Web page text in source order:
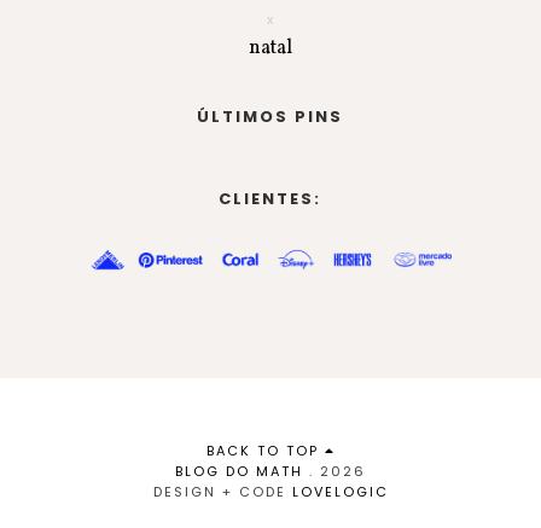
natal
ÚLTIMOS PINS
CLIENTES:
BACK TO TOP
BLOG DO MATH . 2026
DESIGN + CODE LOVELOGIC